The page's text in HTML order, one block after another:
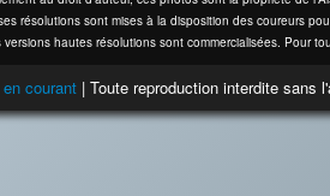
résolutions sont mises à la disposition des coureurs
versions hautes résolutions sont commercialisées. Pour
courant | Toute reproduction interdite sans